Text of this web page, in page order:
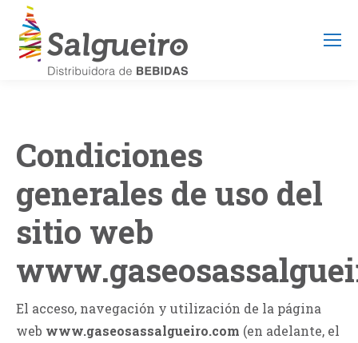
Condiciones
generales de uso del
sitio web
El acceso, navegación y utilización de la página
web www.gaseosassalgueiro.com (en adelante, el